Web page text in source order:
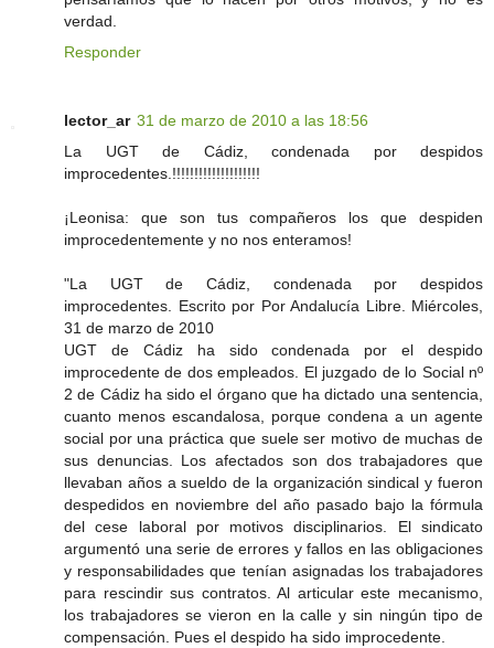
verdad.
Responder
lector_ar 31 de marzo de 2010 a las 18:56
La UGT de Cádiz, condenada por despidos
improcedentes.!!!!!!!!!!!!!!!!!!!!
¡Leonisa: que son tus compañeros los que despiden
improcedentemente y no nos enteramos!
"La UGT de Cádiz, condenada por despidos
improcedentes. Escrito por Por Andalucía Libre. Miércoles,
31 de marzo de 2010
UGT de Cádiz ha sido condenada por el despido
improcedente de dos empleados. El juzgado de lo Social nº
2 de Cádiz ha sido el órgano que ha dictado una sentencia,
cuanto menos escandalosa, porque condena a un agente
social por una práctica que suele ser motivo de muchas de
sus denuncias. Los afectados son dos trabajadores que
llevaban años a sueldo de la organización sindical y fueron
despedidos en noviembre del año pasado bajo la fórmula
del cese laboral por motivos disciplinarios. El sindicato
argumentó una serie de errores y fallos en las obligaciones
y responsabilidades que tenían asignadas los trabajadores
para rescindir sus contratos. Al articular este mecanismo,
los trabajadores se vieron en la calle y sin ningún tipo de
compensación. Pues el despido ha sido improcedente.